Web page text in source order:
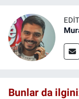
Bunlar da